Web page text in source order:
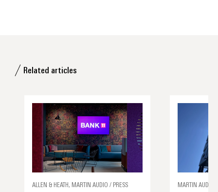
Related articles
ALLEN & HEATH, MARTIN AUDIO / PRESS
MARTIN AUDIO /